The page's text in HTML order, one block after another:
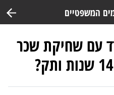
המשפטיים
עם שחיקת שכר